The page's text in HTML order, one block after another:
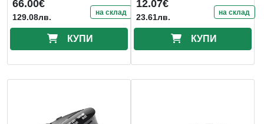
66.00€
129.08лв. на склад
КУПИ
12.07€
23.61лв. на склад
КУПИ